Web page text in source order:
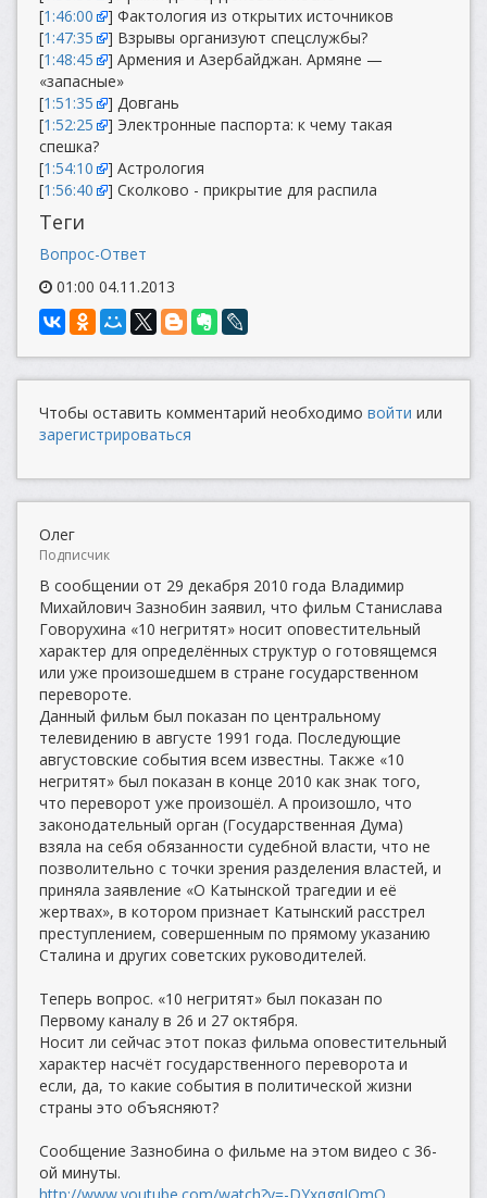
[1:46:00
] Фактология из открытих источников
[1:47:35
] Взрывы организуют спецслужбы?
[1:48:45
] Армения и Азербайджан. Армяне —
«запасные»
[1:51:35
] Довгань
[1:52:25
] Электронные паспорта: к чему такая
спешка?
[1:54:10
] Астрология
[1:56:40 ] Сколково - прикрытие для распила
Теги
Вопрос-Ответ
01:00 04.11.2013
Чтобы оставить комментарий необходимо войти или
зарегистрироваться
Олег
Подписчик
В сообщении от 29 декабря 2010 года Владимир
Михайлович Зазнобин заявил, что фильм Станислава
Говорухина «10 негритят» носит оповестительный
характер для определённых структур о готовящемся
или уже произошедшем в стране государственном
перевороте.
Данный фильм был показан по центральному
телевидению в августе 1991 года. Последующие
августовские события всем известны. Также «10
негритят» был показан в конце 2010 как знак того,
что переворот уже произошёл. А произошло, что
законодательный орган (Государственная Дума)
взяла на себя обязанности судебной власти, что не
позволительно с точки зрения разделения властей, и
приняла заявление «О Катынской трагедии и её
жертвах», в котором признает Катынский расстрел
преступлением, совершенным по прямому указанию
Сталина и других советских руководителей.
Теперь вопрос. «10 негритят» был показан по
Первому каналу в 26 и 27 октября.
Носит ли сейчас этот показ фильма оповестительный
характер насчёт государственного переворота и
если, да, то какие события в политической жизни
страны это объясняют?
Сообщение Зазнобина о фильме на этом видео с 36-
ой минуты.